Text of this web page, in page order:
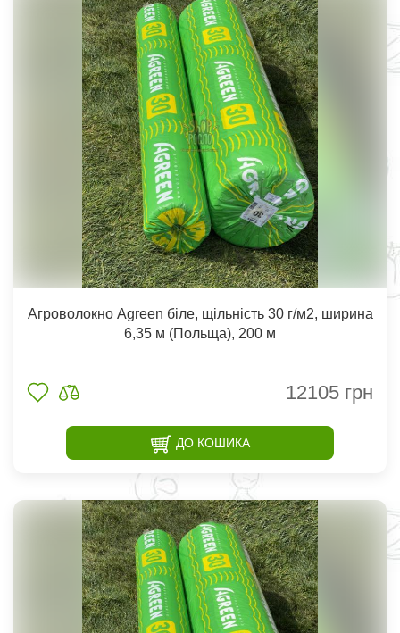
Агроволокно Agreen біле, щільність 30 г/м2, ширина
6,35 м (Польща), 200 м
12105 грн
ДО КОШИКА